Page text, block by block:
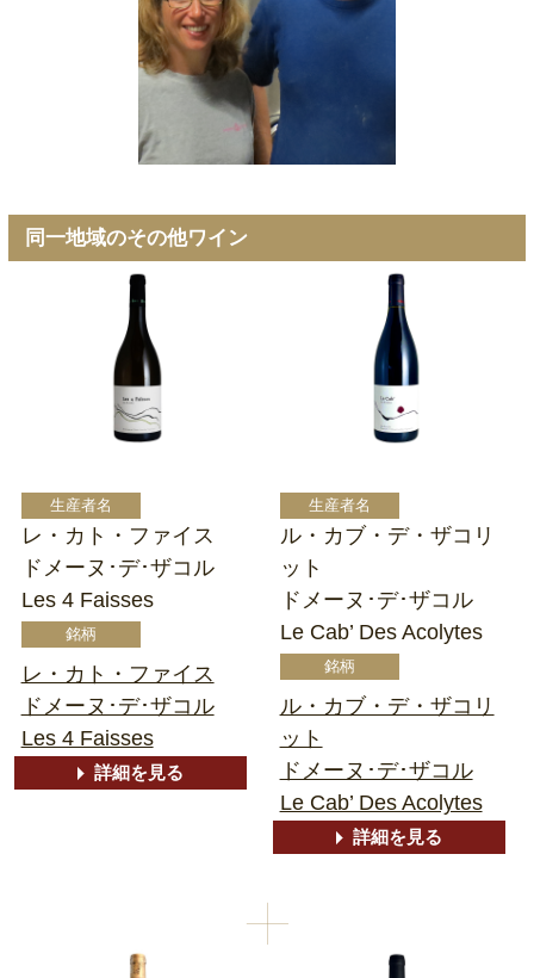
同一地域のその他ワイン
レ・カト・ファイス
ドメーヌ･デ･ザコル
Les 4 Faisses
レ・カト・ファイス
ドメーヌ･デ･ザコル
Les 4 Faisses
詳細を見る
ル・カブ・デ・ザコリ
ット
ドメーヌ･デ･ザコル
Le Cab’ Des Acolytes
ル・カブ・デ・ザコリ
ット
ドメーヌ･デ･ザコル
Le Cab’ Des Acolytes
詳細を見る